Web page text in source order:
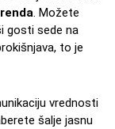
. Možete
gosti sede na
to je
vrednosti
šalje jasnu